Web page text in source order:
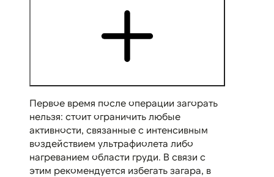
Первое время после операции загорать
нельзя: стоит ограничить любые
активности, связанные с интенсивным
воздействием ультрафиолета либо
нагреванием области груди. В связи с
этим рекомендуется избегать загара, в